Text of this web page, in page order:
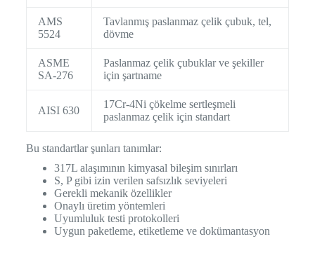
AMS
5524
Tavlanmış paslanmaz çelik çubuk, tel,
dövme
ASME
SA-276
Paslanmaz çelik çubuklar ve şekiller
için şartname
AISI 630
17Cr-4Ni çökelme sertleşmeli
paslanmaz çelik için standart
Bu standartlar şunları tanımlar:
317L alaşımının kimyasal bileşim sınırları
S, P gibi izin verilen safsızlık seviyeleri
Gerekli mekanik özellikler
Onaylı üretim yöntemleri
Uyumluluk testi protokolleri
Uygun paketleme, etiketleme ve dokümantasyon